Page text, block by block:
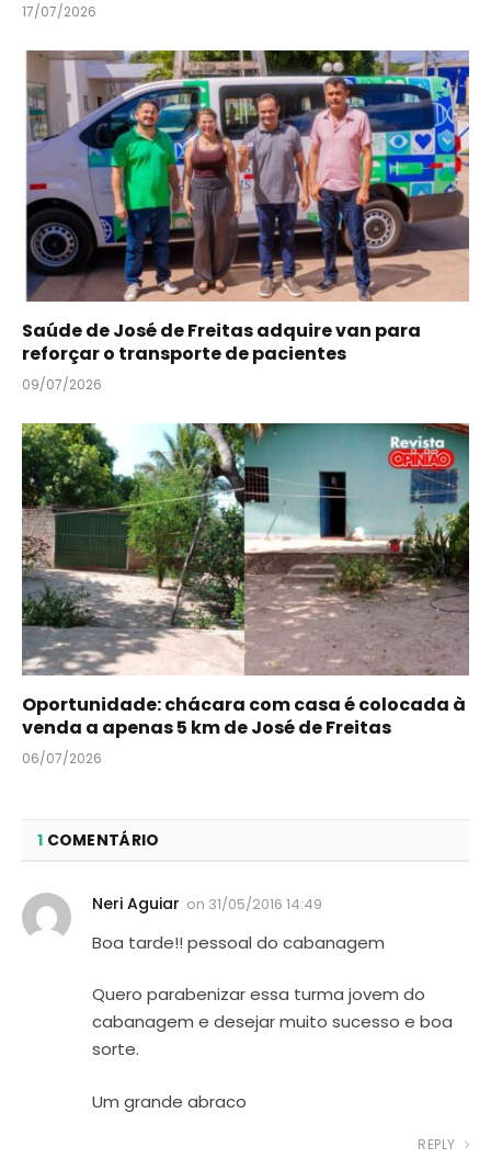
17/07/2026
Saúde de José de Freitas adquire van para
reforçar o transporte de pacientes
09/07/2026
Oportunidade: chácara com casa é colocada à
venda a apenas 5 km de José de Freitas
06/07/2026
1 COMENTÁRIO
Neri Aguiar on 31/05/2016 14:49
Boa tarde!! pessoal do cabanagem
Quero parabenizar essa turma jovem do
cabanagem e desejar muito sucesso e boa
sorte.
Um grande abraco
REPLY